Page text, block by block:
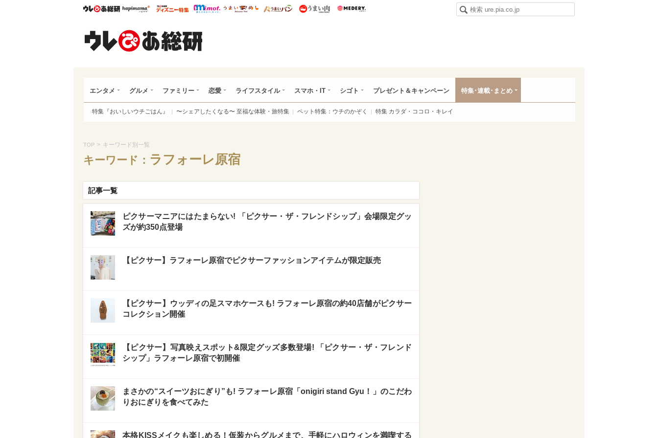
ウレぴあ総研ハピママ* ウレぴあ総研 ディズニー特集
mimot. うまいめし うまいパン うまい肉
エンタメ グルメ ファミリー 恋愛 ライフスタイル スマホ・IT シゴト プレゼント＆キャンペーン 特集･連載･まとめ
特集『おいしいウチごはん』 〜シェアしたくなる〜 至福な体験・旅特集 ペット特集：ウチのかぞく 特集 カラダ・ココロ・キレイ
TOP > キーワード別一覧
キーワード： ラフォーレ原宿
記事一覧
ピクサーマニアにはたまらない! 「ピクサー・ザ・フレンドシップ」会場限定グッ
ズが約350点登場
【ピクサー】ラフォーレ原宿でピクサーファッションアイテムが限定販売
【ピクサー】ウッディの足スマホケースも! ラフォーレ原宿の約40店舗がピクサー
コレクション開催
【ピクサー】写真映えスポット&限定グッズ多数登場! 「ピクサー・ザ・フレンド
シップ」ラフォーレ原宿で初開催
まさかの“スイーツおにぎり”も! ラフォーレ原宿「onigiri stand Gyu！」のこだわ
りおにぎりを食べてみた
本格KISSメイクも楽しめる！仮装からグルメまで、手軽にハロウィンを満喫する